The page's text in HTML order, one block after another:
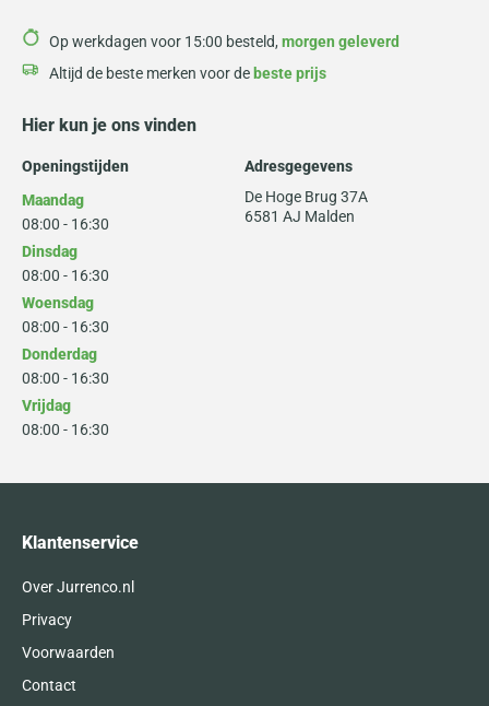
Op werkdagen voor 15:00 besteld, morgen geleverd
Altijd de beste merken voor debeste prijs
Hier kun je ons vinden
Openingstijden
Maandag
08:00 - 16:30
Dinsdag
08:00 - 16:30
Woensdag
08:00 - 16:30
Donderdag
08:00 - 16:30
Vrijdag
08:00 - 16:30
Adresgegevens
De Hoge Brug 37A
6581 AJ Malden
Klantenservice
Over Jurrenco.nl
Privacy
Voorwaarden
Contact